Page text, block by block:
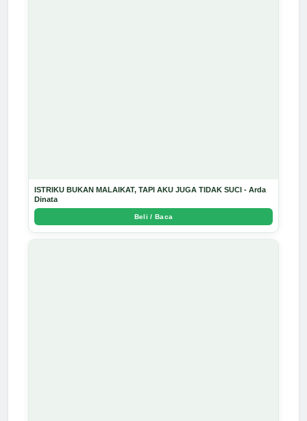
ISTRIKU BUKAN MALAIKAT, TAPI AKU JUGA TIDAK SUCI - Arda
Dinata
Beli / Baca